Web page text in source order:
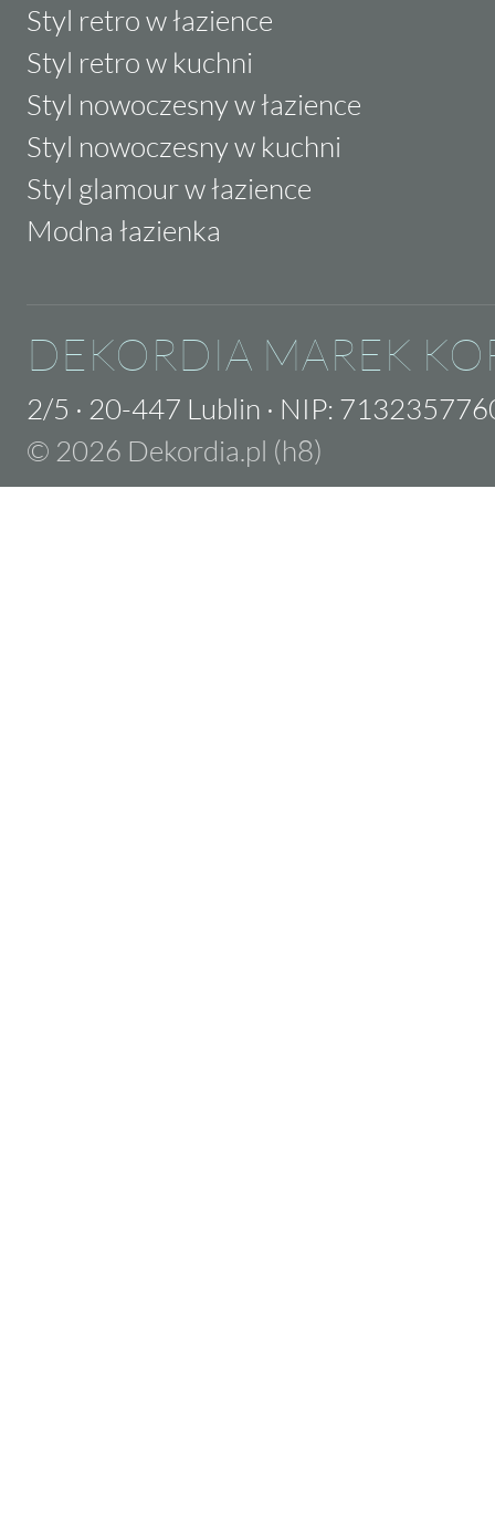
Styl retro w łazience
Styl retro w kuchni
Styl nowoczesny w łazience
Styl nowoczesny w kuchni
Styl glamour w łazience
Modna łazienka
DEKORDIA MAREK
2/5 · 20-447 Lublin · NIP:
© 2026 Dekordia.pl (h8)